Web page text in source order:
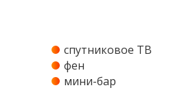
спутниковое ТВ
фен
мини-бар